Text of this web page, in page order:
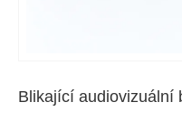
Blikající audiovizuální